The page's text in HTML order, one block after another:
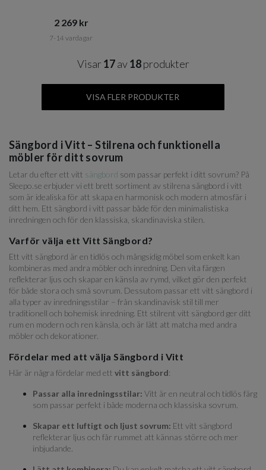
2 269 kr​​
7-14 vardagar
Visar 17av18produkter
VISA FLER PRODUKTER
Sängbord i Vitt – Stilrena och funktionella
möbler för ditt sovrum
Letar du efter ett vitt sängbord som passar perfekt i ditt sovrum? På
Sleepo.se erbjuder vi ett brett sortiment av stilrena sängbord i vitt
som är idealiska för att skapa en harmonisk och modern atmosfär i
ditt hem. Ett sängbord i vitt passar både för den minimalistiska
inredningen och för den klassiska, skandinaviska stilen.
Varför välja ett Vitt Sängbord?
Ett vitt sängbord är en tidlös och mångsidig möbel som enkelt kan
kombineras med andra möbler och inredning. Den vita färgen
reflekterar ljus och skapar en känsla av rymd, vilket gör den perfekt
för både stora och små sovrum. Dessutom passar ett vitt sängbord i
alla typer av inredningsstilar – från skandinavisk stil till mer
traditionell och bohemisk inredning. Ett stilrent vitt sängbord ger ditt
rum en modern och ren känsla, och är lätt att matcha med andra
möbler och dekorationer.
Fördelar med att välja Sängbord i Vitt
Här är några fördelar med ett vitt sängbord:
Passar alla inredningsstilar: Vitt är en neutral och tidlös färg
som passar perfekt i både moderna och klassiska sovrum.
Skapar ett luftigt och ljust sovrum: Ett vitt sängbord
reflekterar ljus och får rummet att kännas större och mer
inbjudande.